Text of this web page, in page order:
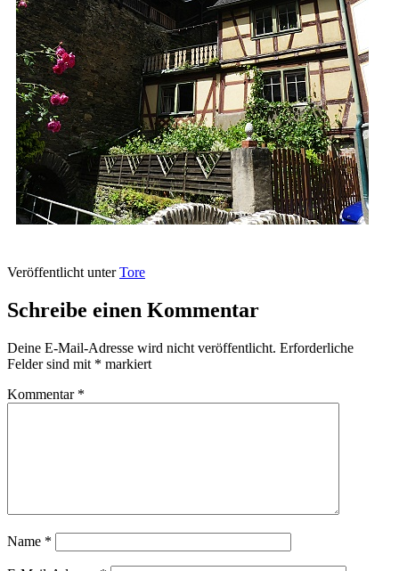
Veröffentlicht unter Tore
Schreibe einen Kommentar
Deine E-Mail-Adresse wird nicht veröffentlicht. Erforderliche
Felder sind mit * markiert
Kommentar *
Name *